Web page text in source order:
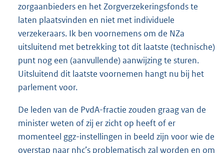
zorgaanbieders en het Zorgverzekeringsfonds te
laten plaatsvinden en niet met individuele
verzekeraars. Ik ben voornemens om de NZa
uitsluitend met betrekking tot dit laatste (technische)
punt nog een (aanvullende) aanwijzing te sturen.
Uitsluitend dit laatste voornemen hangt nu bij het
parlement voor.
De leden van de PvdA-fractie zouden graag van de
minister weten of zij er zicht op heeft of er
momenteel ggz-instellingen in beeld zijn voor wie de
overstap naar nhc’s problematisch zal worden en om